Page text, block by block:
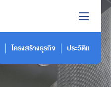
โครงสร้างธุรกิจ ประวัติและพัฒ